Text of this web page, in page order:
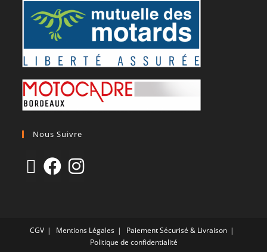
Nous Suivre
CGV Mentions Légales
Paiement Sécurisé & Livraison
Politique de confidentialité